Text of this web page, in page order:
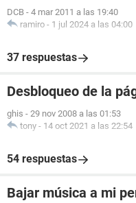
DCB - 4 mar 2011 a las 19:40
ramiro - 1 jul 2024 a las 04:00
37 respuestas
Desbloqueo de la
ghis - 29 nov 2008 a las 01:53
tony - 14 oct 2021 a las 22:54
54 respuestas
Bajar música a mi